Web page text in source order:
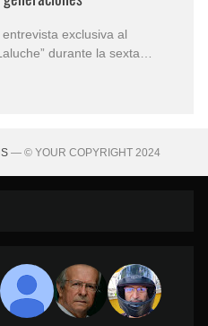
exclusiva al
durante la sexta
Brasil. En medio del
— © YOUR COPYRIGHT 2024